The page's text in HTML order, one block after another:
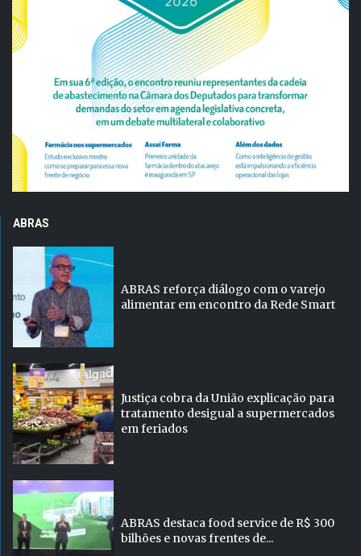
ABRAS
ABRAS reforça diálogo com o varejo
alimentar em encontro da Rede Smart
Justiça cobra da União explicação para
tratamento desigual a supermercados
em feriados
ABRAS destaca food service de R$ 300
bilhões e novas frentes de...